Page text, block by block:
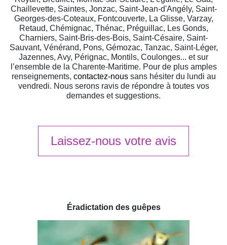
Chaillevette, Saintes, Jonzac, Saint-Jean-d'Angély, Saint-
Georges-des-Coteaux, Fontcouverte, La Glisse, Varzay,
Retaud, Chémignac, Thénac, Préguillac, Les Gonds,
Charniers, Saint-Bris-des-Bois, Saint-Césaire, Saint-
Sauvant, Vénérand, Pons, Gémozac, Tanzac, Saint-Léger,
Jazennes, Avy, Pérignac, Montils, Coulonges... et sur
l’ensemble de la Charente-Maritime. Pour de plus amples
renseignements, contactez-nous sans hésiter du lundi au
vendredi. Nous serons ravis de répondre à toutes vos
demandes et suggestions.
Laissez-nous votre avis
Éradictation des guêpes